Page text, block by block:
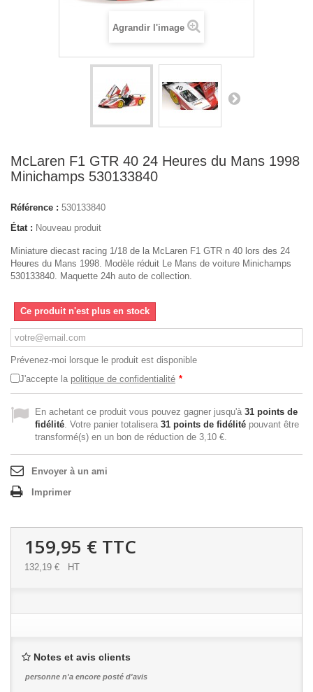
Agrandir l'image
McLaren F1 GTR 40 24 Heures du Mans 1998
Minichamps 530133840
Référence : 530133840
État : Nouveau produit
Miniature diecast racing 1/18 de la McLaren F1 GTR n 40 lors des 24
Heures du Mans 1998. Modèle réduit Le Mans de voiture Minichamps
530133840. Maquette 24h auto de collection.
Ce produit n'est plus en stock
Prévenez-moi lorsque le produit est disponible
J'accepte la politique de confidentialité *
En achetant ce produit vous pouvez gagner jusqu'à 31 points de
fidélité. Votre panier totalisera 31 points de fidélité pouvant être
transformé(s) en un bon de réduction de 3,10 €.
Envoyer à un ami
Imprimer
159,95 € TTC
132,19 € HT
Notes et avis clients
personne n'a encore posté d'avis